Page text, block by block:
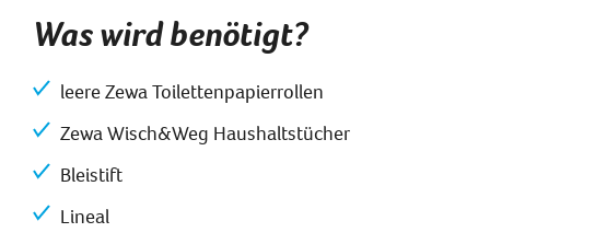
Was wird benötigt?
leere Zewa Toilettenpapierrollen
Zewa Wisch&Weg Haushaltstücher
Bleistift
Lineal